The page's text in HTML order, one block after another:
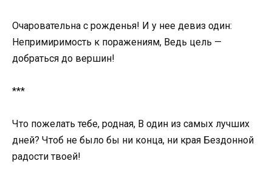
Очаровательна с рожденья! И у нее девиз один:
Непримиримость к поражениям, Ведь цель —
добраться до вершин!
***
Что пожелать тебе, родная, В один из самых лучших
дней? Чтоб не было бы ни конца, ни края Бездонной
радости твоей!